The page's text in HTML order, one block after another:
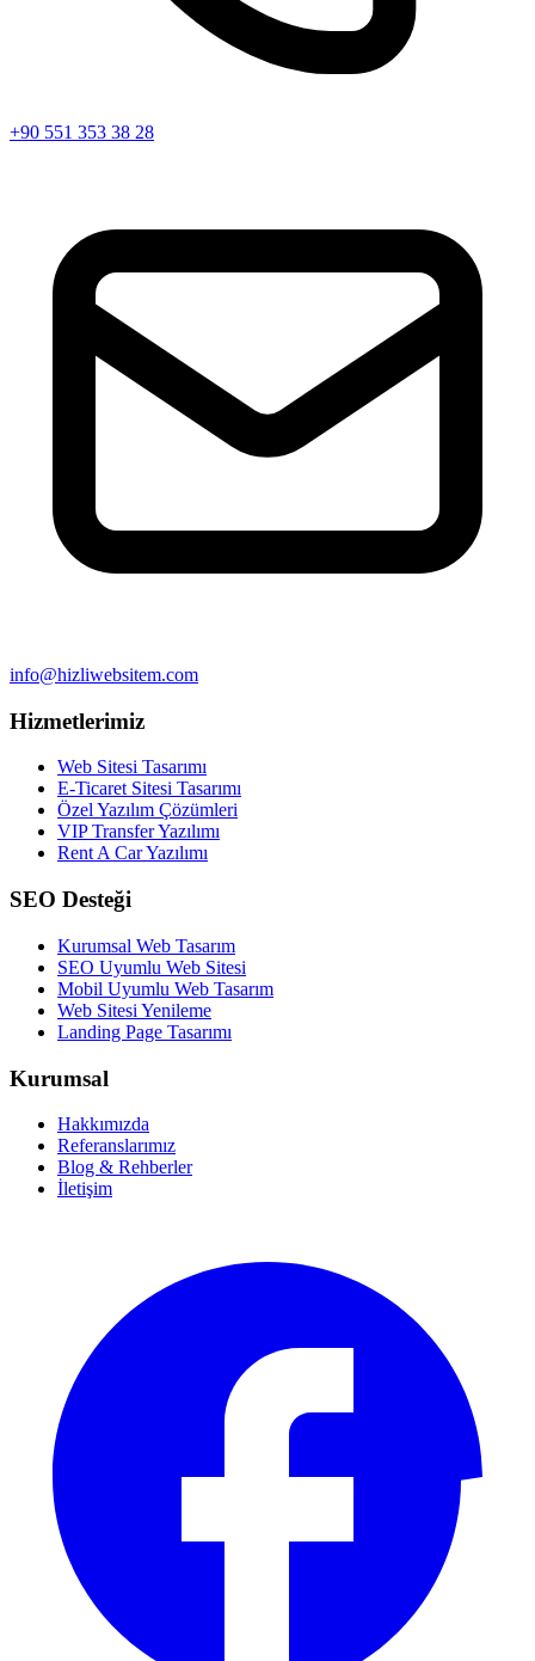
+90 551 353 38 28
info@hizliwebsitem.com
Hizmetlerimiz
Web Sitesi Tasarımı
E-Ticaret Sitesi Tasarımı
Özel Yazılım Çözümleri
VIP Transfer Yazılımı
Rent A Car Yazılımı
SEO Desteği
Kurumsal Web Tasarım
SEO Uyumlu Web Sitesi
Mobil Uyumlu Web Tasarım
Web Sitesi Yenileme
Landing Page Tasarımı
Kurumsal
Hakkımızda
Referanslarımız
Blog & Rehberler
İletişim